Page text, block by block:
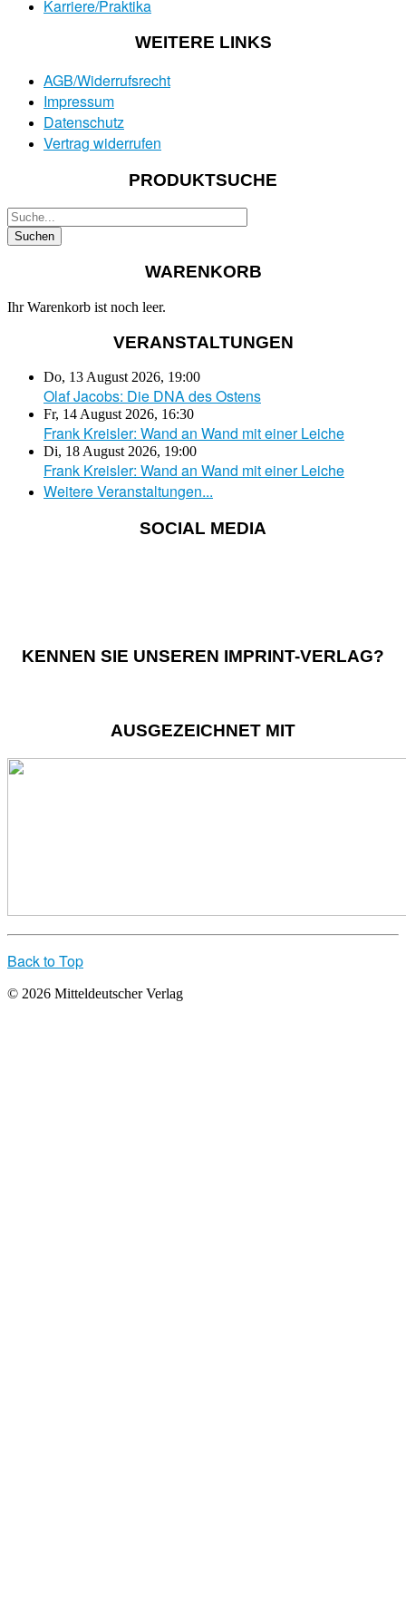
Karriere/Praktika
WEITERE LINKS
AGB/Widerrufsrecht
Impressum
Datenschutz
Vertrag widerrufen
PRODUKTSUCHE
WARENKORB
Ihr Warenkorb ist noch leer.
VERANSTALTUNGEN
Do, 13 August 2026, 19:00
Olaf Jacobs: Die DNA des Ostens
Fr, 14 August 2026, 16:30
Frank Kreisler: Wand an Wand mit einer Leiche
Di, 18 August 2026, 19:00
Frank Kreisler: Wand an Wand mit einer Leiche
Weitere Veranstaltungen...
SOCIAL MEDIA
KENNEN SIE UNSEREN IMPRINT-VERLAG?
AUSGEZEICHNET MIT
Back to Top
© 2026 Mitteldeutscher Verlag